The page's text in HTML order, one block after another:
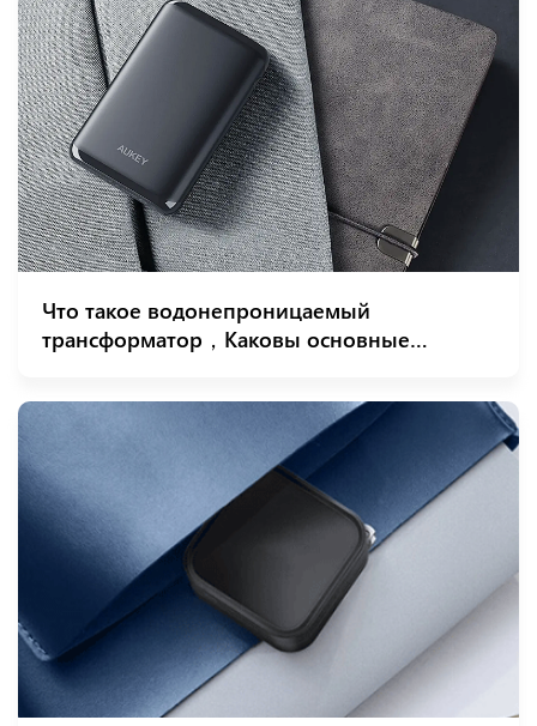
Что такое водонепроницаемый
трансформатор，Каковы основные
трансформаторов?？